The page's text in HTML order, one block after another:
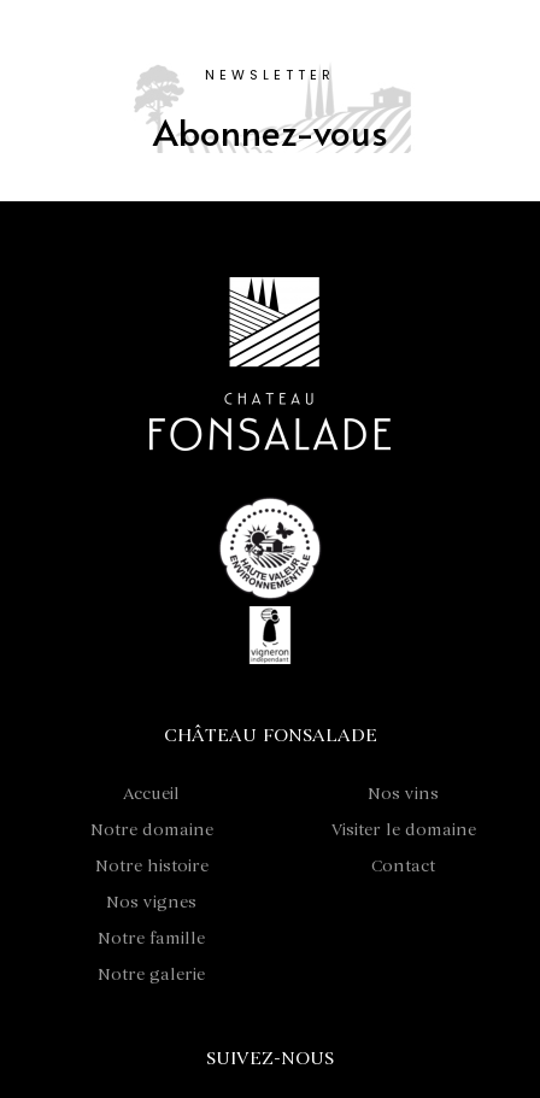
NEWSLETTER
Abonnez-vous
CHÂTEAU FONSALADE
Accueil
Notre domaine
Notre histoire
Nos vignes
Notre famille
Notre galerie
Nos vins
Visiter le domaine
Contact
SUIVEZ-NOUS